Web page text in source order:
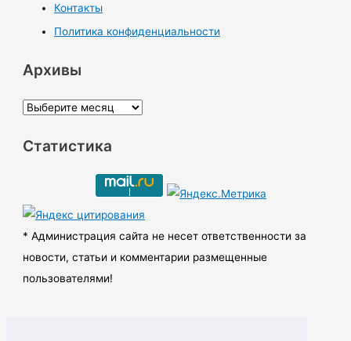
Контакты
Политика конфиденциальности
Архивы
А
х
ы
Статистика
* Администрация сайта не несет ответственности за
новости, статьи и комментарии размещенные
пользователями!